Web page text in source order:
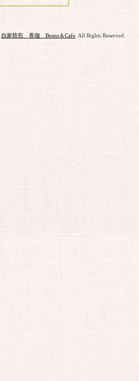
自家焙煎 香珈 Beans＆Cafe . All Rights Reserved.